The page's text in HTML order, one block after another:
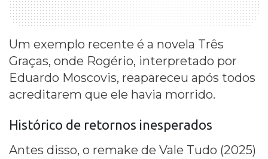
Um exemplo recente é a novela Três
Graças, onde Rogério, interpretado por
Eduardo Moscovis, reapareceu após todos
acreditarem que ele havia morrido.
Histórico de retornos inesperados
Antes disso, o remake de Vale Tudo (2025)